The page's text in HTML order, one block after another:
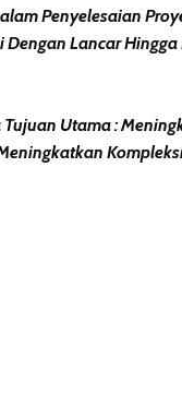
Penyelesaian
Lancar Hingga
Utama :